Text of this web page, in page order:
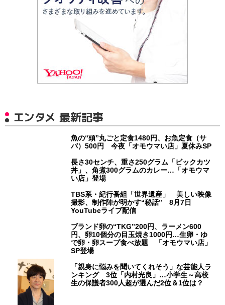
エンタメ 最新記事
魚の“頭”丸ごと定食1480円、お魚定食（サ
バ）500円 今夜「オモウマい店」夏休みSP
長さ30センチ、重さ250グラム「ビックカツ
丼」、角煮300グラムのカレー…「オモウマ
い店」登場
TBS系・紀行番組「世界遺産」 美しい映像
撮影、制作陣が明かす“秘話” 8月7日
YouTubeライブ配信
ブランド卵の“TKG”200円、ラーメン600
円、卵10個分の目玉焼き1000円…生卵・ゆ
で卵・卵スープ食べ放題 「オモウマい店」
SP登場
「親身に悩みを聞いてくれそう」な芸能人ラ
ンキング 3位「内村光良」…小学生～高校
生の保護者300人超が選んだ2位＆1位は？